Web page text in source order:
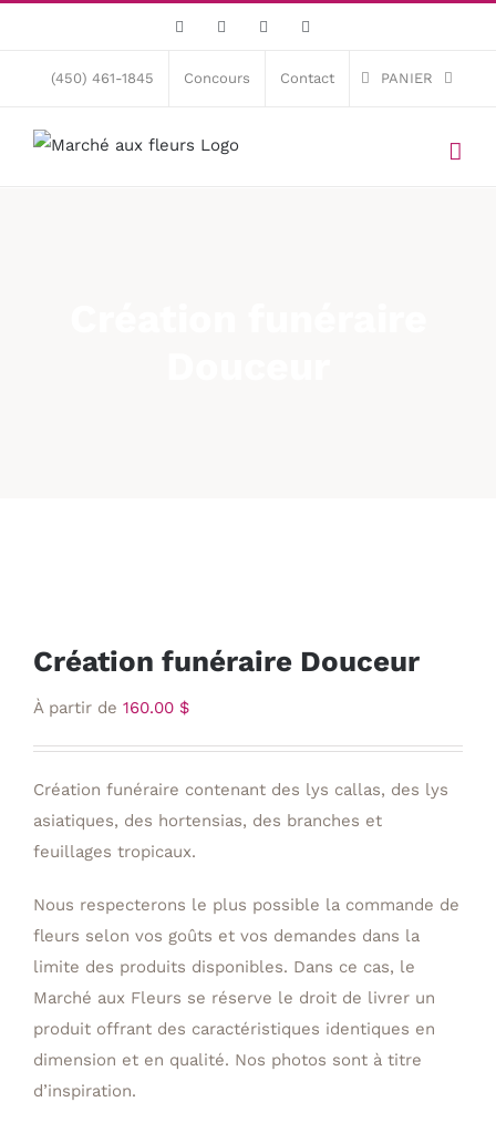
content
Facebook Instagram
(450) 461-1845 Concours Contact PANIER
Création funéraire Douceur
À partir de 160.00 $
Création funéraire contenant des lys callas, des lys
asiatiques, des hortensias, des branches et
feuillages tropicaux.
Nous respecterons le plus possible la commande de
fleurs selon vos goûts et vos demandes dans la
limite des produits disponibles. Dans ce cas, le
Marché aux Fleurs se réserve le droit de livrer un
produit offrant des caractéristiques identiques en
dimension et en qualité. Nos photos sont à titre
d’inspiration.